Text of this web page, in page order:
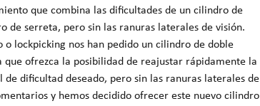
que combina las dificultades de un cilindro de
de serreta, pero sin las ranuras laterales de visión.
o lockpicking nos han pedido un cilindro de doble
ofrezca la posibilidad de reajustar rápidamente la
dificultad deseado, pero sin las ranuras laterales de
y hemos decidido ofrecer este nuevo cilindro